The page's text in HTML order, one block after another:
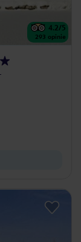
4.2/5
293 opinie